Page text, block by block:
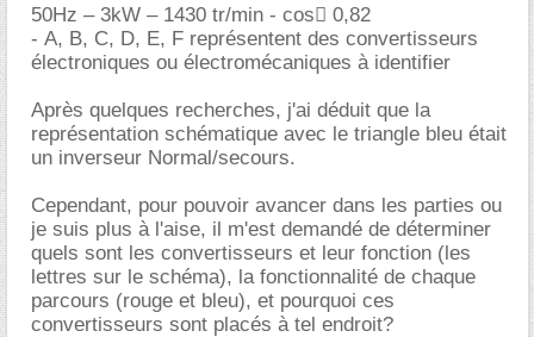
50Hz – 3kW – 1430 tr/min - cos 0,82
- A, B, C, D, E, F représentent des convertisseurs
électroniques ou électromécaniques à identifier
Après quelques recherches, j'ai déduit que la
représentation schématique avec le triangle bleu était
un inverseur Normal/secours.
Cependant, pour pouvoir avancer dans les parties ou
je suis plus à l'aise, il m'est demandé de déterminer
quels sont les convertisseurs et leur fonction (les
lettres sur le schéma), la fonctionnalité de chaque
parcours (rouge et bleu), et pourquoi ces
convertisseurs sont placés à tel endroit?